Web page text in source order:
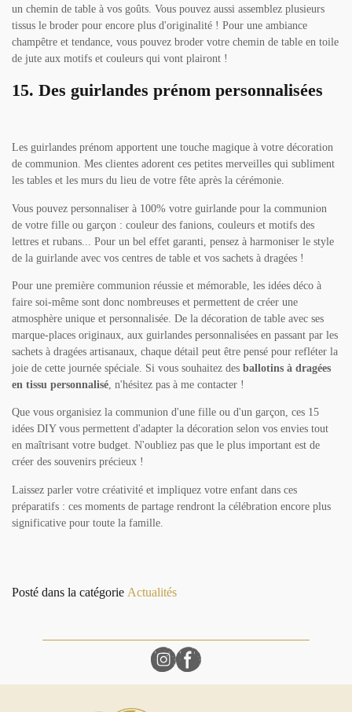
un chemin de table à vos goûts. Vous pouvez aussi assemblez plusieurs
tissus le broder pour encore plus d'originalité ! Pour une ambiance
champêtre et tendance, vous pouvez broder votre chemin de table en toile
de jute aux motifs et couleurs qui vont plairont !
15. Des guirlandes prénom personnalisées
Les guirlandes prénom apportent une touche magique à votre décoration
de communion. Mes clientes adorent ces petites merveilles qui subliment
les tables et les murs du lieu de votre fête après la cérémonie.
Vous pouvez personnaliser à 100% votre guirlande pour la communion
de votre fille ou garçon : couleur des fanions, couleurs et motifs des
lettres et rubans... Pour un bel effet garanti, pensez à harmoniser le style
de la guirlande avec vos centres de table et vos sachets à dragées !
Pour une première communion réussie et mémorable, les idées déco à
faire soi-même sont donc nombreuses et permettent de créer une
atmosphère unique et personnalisée. De la décoration de table avec ses
marque-places originaux, aux guirlandes personnalisées en passant par les
sachets à dragées artisanaux, chaque détail peut être pensé pour refléter la
joie de cette journée spéciale. Si vous souhaitez desballotins à dragées
en tissu personnalisé , n'hésitez pas à me contacter !
Que vous organisiez la communion d'une fille ou d'un garçon, ces 15
idées DIY vous permettent d'adapter la décoration selon vos envies tout
en maîtrisant votre budget. N'oubliez pas que le plus important est de
créer des souvenirs précieux !
Laissez parler votre créativité et impliquez votre enfant dans ces
préparatifs : ces moments de partage rendront la célébration encore plus
significative pour toute la famille.
Posté dans la catégorie Actualités